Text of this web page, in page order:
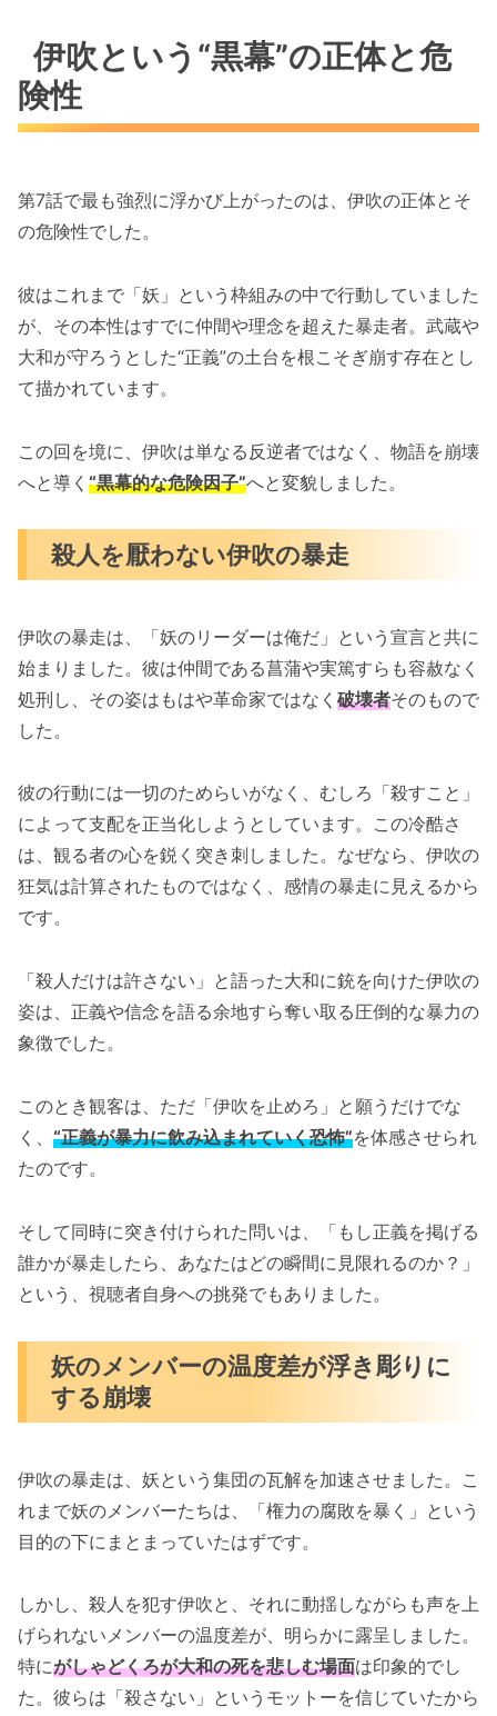
伊吹という“黒幕”の正体と危
険性
第7話で最も強烈に浮かび上がったのは、伊吹の正体とそ
の危険性でした。
彼はこれまで「妖」という枠組みの中で行動していました
が、その本性はすでに仲間や理念を超えた暴走者。武蔵や
大和が守ろうとした“正義”の土台を根こそぎ崩す存在とし
て描かれています。
この回を境に、伊吹は単なる反逆者ではなく、物語を崩壊
へと導く “黒幕的な危険因子”へと変貌しました。
殺人を厭わない伊吹の暴走
伊吹の暴走は、「妖のリーダーは俺だ」という宣言と共に
始まりました。彼は仲間である菖蒲や実篤すらも容赦なく
処刑し、その姿はもはや革命家ではなく 破壊者そのもので
した。
彼の行動には一切のためらいがなく、むしろ「殺すこと」
によって支配を正当化しようとしています。この冷酷さ
は、観る者の心を鋭く突き刺しました。なぜなら、伊吹の
狂気は計算されたものではなく、感情の暴走に見えるから
です。
「殺人だけは許さない」と語った大和に銃を向けた伊吹の
姿は、正義や信念を語る余地すら奪い取る圧倒的な暴力の
象徴でした。
このとき観客は、ただ「伊吹を止めろ」と願うだけでな
く、 “正義が暴力に飲み込まれていく恐怖”を体感させられ
たのです。
そして同時に突き付けられた問いは、「もし正義を掲げる
誰かが暴走したら、あなたはどの瞬間に見限れるのか？」
という、視聴者自身への挑発でもありました。
妖のメンバーの温度差が浮き彫りに
する崩壊
伊吹の暴走は、妖という集団の瓦解を加速させました。こ
れまで妖のメンバーたちは、「権力の腐敗を暴く」という
目的の下にまとまっていたはずです。
しかし、殺人を犯す伊吹と、それに動揺しながらも声を上
げられないメンバーの温度差が、明らかに露呈しました。
特にがしゃどくろが大和の死を悲しむ場面は印象的でし
た。彼らは「殺さない」というモットーを信じていたから